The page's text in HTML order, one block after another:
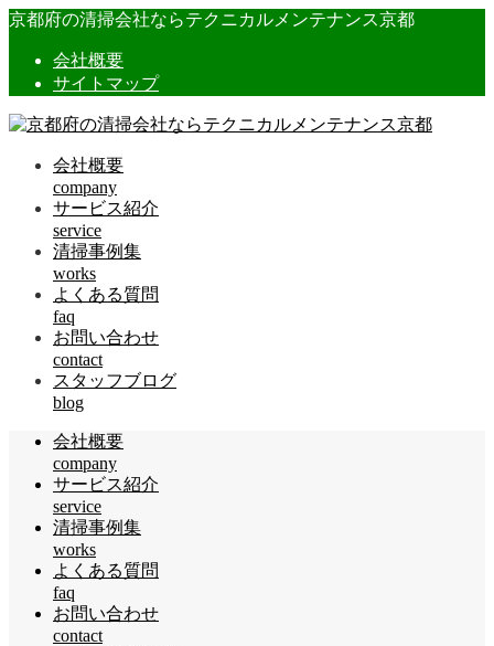
京都府の清掃会社ならテクニカルメンテナンス京都
会社概要
サイトマップ
会社概要
company
サービス紹介
service
清掃事例集
works
よくある質問
faq
お問い合わせ
contact
スタッフブログ
blog
会社概要
company
サービス紹介
service
清掃事例集
works
よくある質問
faq
お問い合わせ
contact